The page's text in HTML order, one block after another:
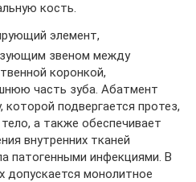
кость.
элемент,
звеном между
коронкой,
часть зуба. Абатмент
которой подвергается протез,
а также обеспечивает
внутренних тканей
патогенными инфекциями. В
допускается монолитное